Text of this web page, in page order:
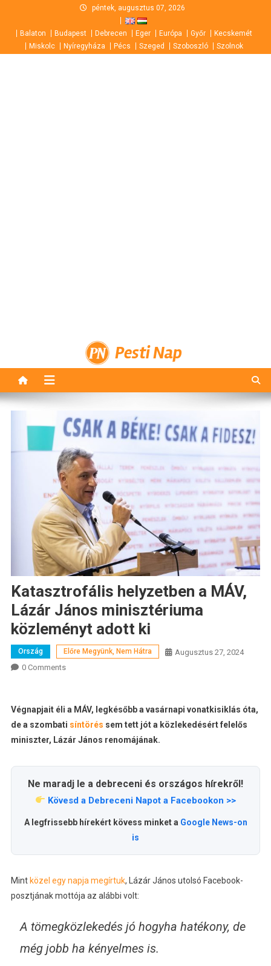
content
péntek, augusztus 07, 2026
Balaton Budapest Debrecen Eger Európa Győr
Kecskemét
Miskolc
Nyíregyháza Pécs Szeged Szoboszló Szolnok
Pesti Nap
Katasztrofális helyzetben a MÁV,
Lázár János minisztériuma
közleményt adott ki
Ország Előre Megyünk, Nem Hátra
Augusztus 27, 2024
0 Comments
Végnapjait éli a MÁV, legkésőbb a vasárnapi vonatkisiklás óta,
de a szombati síntörés sem tett jót a közlekedésért felelős
miniszter, Lázár János renomájának.
Ne maradj le a debreceni és országos hírekről!
Kövesd a Debreceni Napot a Facebookon >>
A legfrissebb hírekért kövess minket a Google News-on
is
Mint közel egy napja megírtuk, Lázár János utolsó Facebook-
posztjának mottója az alábbi volt:
A tömegközlekedés jó hogyha hatékony, de
még jobb ha kényelmes is.